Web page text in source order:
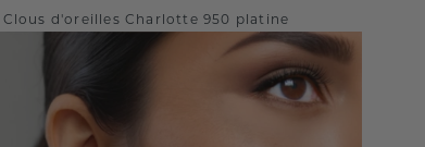
Clous d'oreilles Charlotte 950 platine